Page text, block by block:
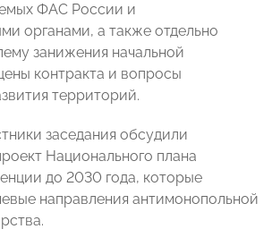
ФАС России и
органами, а также отдельно
занижения начальной
контракта и вопросы
территорий.
заседания обсудили
Национального плана
до 2030 года, которые
направления антимонопольной